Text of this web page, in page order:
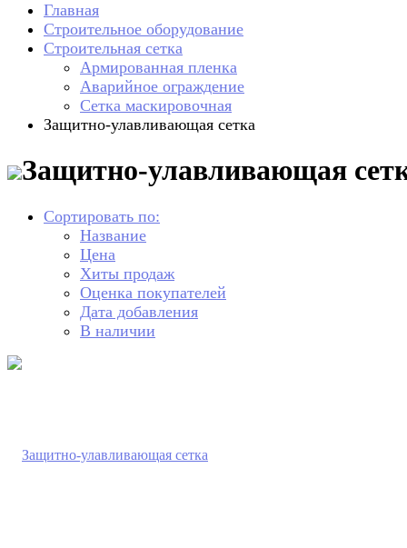
Главная
Строительное оборудование
Строительная сетка
Армированная пленка
Аварийное ограждение
Сетка маскировочная
Защитно-улавливающая сетка
Защитно-улавливающая
Сортировать по:
Название
Цена
Хиты продаж
Оценка покупателей
Дата добавления
В наличии